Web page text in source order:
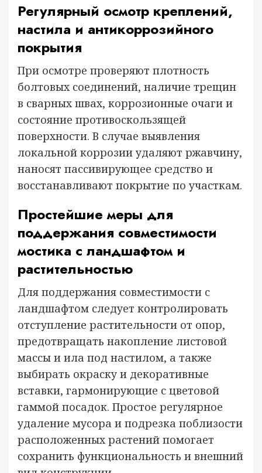
Регулярный осмотр креплений,
настила и антикоррозийного
покрытия
При осмотре проверяют плотность
болтовых соединений, наличие трещин
в сварных швах, коррозионные очаги и
состояние противоскользящей
поверхности. В случае выявления
локальной коррозии удаляют ржавчину,
наносят пассивирующее средство и
восстанавливают покрытие по участкам.
Простейшие меры для
поддержания совместимости
мостика с ландшафтом и
растительностью
Для поддержания совместимости с
ландшафтом следует контролировать
отступление растительности от опор,
предотвращать накопление листовой
массы и ила под настилом, а также
выбирать окраску и декоративные
вставки, гармонирующие с цветовой
гаммой посадок. Простое регулярное
удаление мусора и подрезка поблизости
расположенных растений помогает
сохранить функциональность и внешний